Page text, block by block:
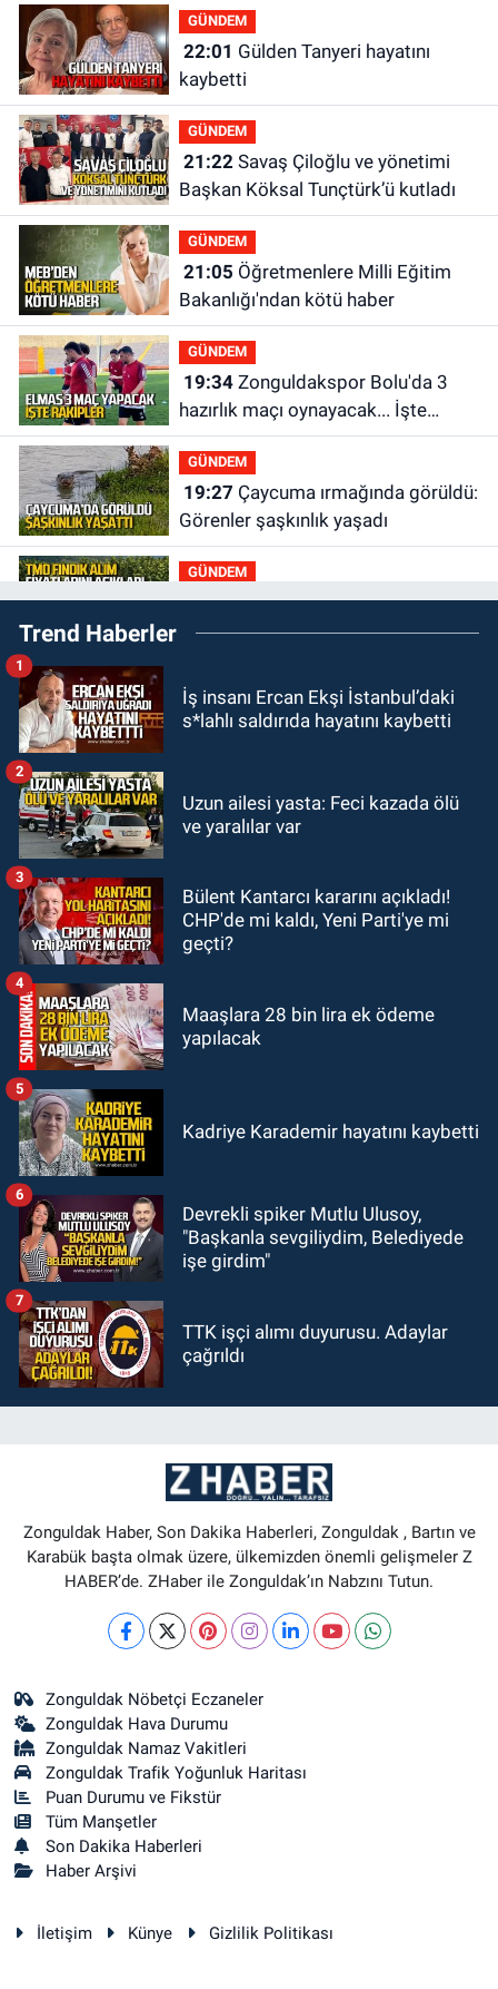
GÜNDEM
22:01
kaybetti
GÜNDEM
21:22Savaş Çiloğlu ve yönetimi
Başkan Köksal Tunçtürk’ü kutladı
GÜNDEM
21:05
Bakanlığı'ndan kötü haber
GÜNDEM
19:34Zonguldakspor Bolu'da 3
hazırlık maçı oynayacak... İşte
rakipler...
GÜNDEM
19:27
Görenler şaşkınlık yaşadı
GÜNDEM
19:12TMO kabuklu fındık alım
fiyatlarını açıkladı
18:52Zonguldak'ta pitbul köpek
anne ve çocuğuna saldırdı: Tedavi
18:44Zonguldak'ta araç yayaya
GÜNDEM
18:32İşçi lideri Şemsi Denizer
kabri başında anıldı
Trend Haberler
İş insanı Ercan Ekşi İstanbul’daki
s*lahlı saldırıda hayatını kaybetti
1
Uzun ailesi yasta: Feci kazada ölü
ve yaralılar var
2
Bülent Kantarcı kararını açıkladı!
CHP'de mi kaldı, Yeni Parti'ye mi
geçti?
3
Maaşlara 28 bin lira ek ödeme
yapılacak
4
Kadriye Karademir hayatını kaybetti
5
Devrekli spiker Mutlu Ulusoy,
"Başkanla sevgiliydim, Belediyede
işe girdim"
6
TTK işçi alımı duyurusu. Adaylar
çağrıldı
7
Zonguldak Haber, Son Dakika Haberleri, Zonguldak , Bartın ve
Karabük başta olmak üzere, ülkemizden önemli gelişmeler Z
HABER’de. ZHaber ile Zonguldak’ın Nabzını Tutun.
Zonguldak Nöbetçi Eczaneler
Zonguldak Hava Durumu
Zonguldak Namaz Vakitleri
Zonguldak Trafik Yoğunluk Haritası
Puan Durumu ve Fikstür
Tüm Manşetler
Son Dakika Haberleri
Haber Arşivi
İletişim Künye Gizlilik Politikası